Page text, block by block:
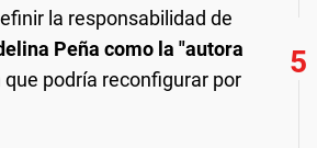
la responsabilidad de
Peña como la "autora
podría reconfigurar por